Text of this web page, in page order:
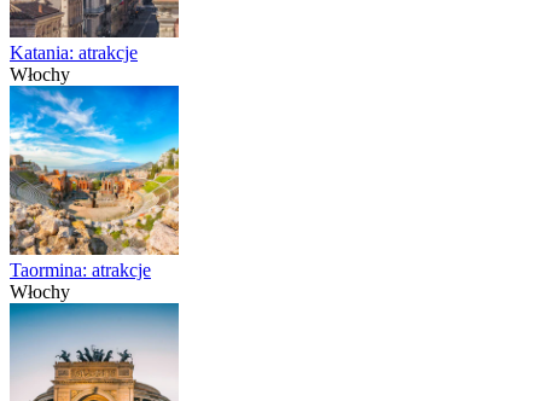
Katania: atrakcje
Włochy
Taormina: atrakcje
Włochy